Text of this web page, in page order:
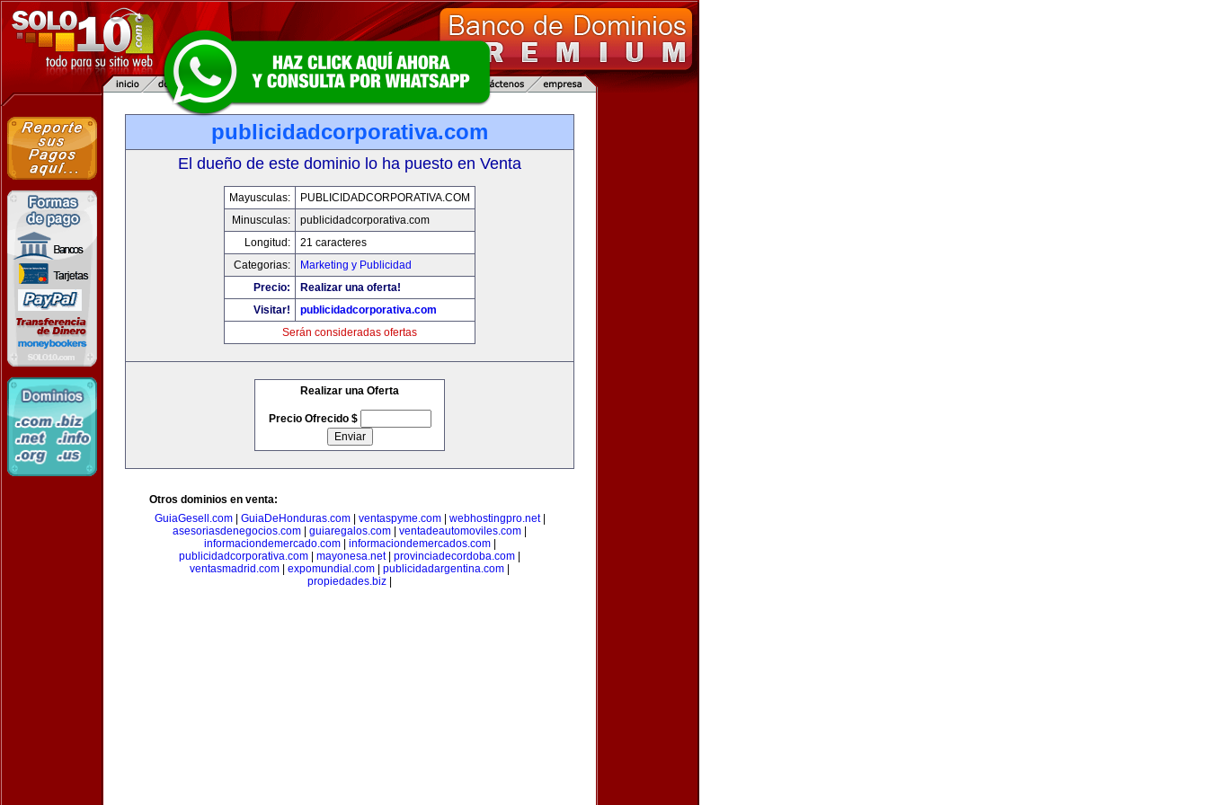
publicidadcorporativa.com
El dueño de este dominio lo ha puesto en Venta
Mayusculas:
PUBLICIDADCORPORATIVA.COM
Minusculas:
publicidadcorporativa.com
Longitud:
21 caracteres
Categorias:
Marketing y Publicidad
Precio:
Realizar una oferta!
Visitar!
publicidadcorporativa.com
Serán consideradas ofertas
Realizar una Oferta
Precio Ofrecido $
Otros dominios en venta:
GuiaGesell.com| GuiaDeHonduras.com| ventaspyme.com| webhostingpro.net|
asesoriasdenegocios.com
guiaregalos.com ventadeautomoviles.com
informaciondemercado.com| informaciondemercados.com|
publicidadcorporativa.com
mayonesa.net| provinciadecordoba.com
ventasmadrid.com
expomundial.com publicidadargentina.com
propiedades.biz